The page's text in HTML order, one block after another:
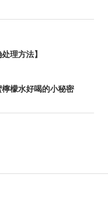
理方法】
檸檬水好喝的小秘密